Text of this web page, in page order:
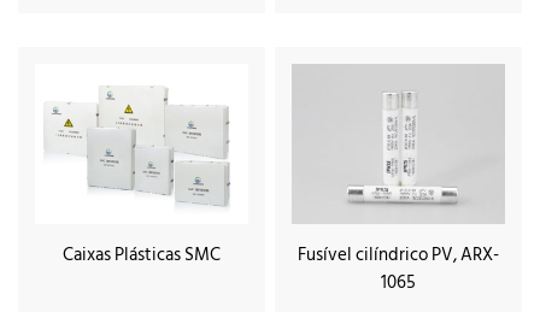
Caixas Plásticas SMC
Fusível cilíndrico PV, ARX-
1065